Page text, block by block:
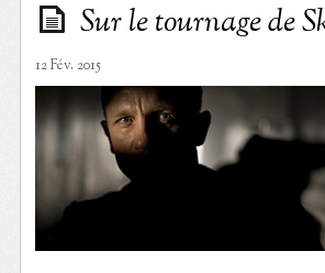
Sur le tournage de
12 Fév. 2015